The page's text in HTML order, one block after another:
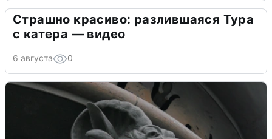
Страшно красиво: разлившаяся Тура
с катера — видео
6 августа 0